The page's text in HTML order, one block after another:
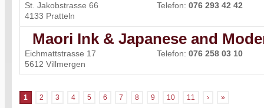
St. Jakobstrasse 66
4133 Pratteln
Telefon: 076 293 42 42
Maori Ink & Japanese and
Eichmattstrasse 17
5612 Villmergen
Telefon: 076 258 03 10
1 2 3 4 5 6 7 8 9 10 11 › »